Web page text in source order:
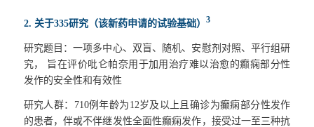
2. 关于335研究（该新药申请的试验基础） 3
研究题目：一项多中心、双盲、随机、安慰剂对照、平行组研
究， 旨在评价吡仑帕奈用于加用治疗难以治愈的癫痫部分性
发作的安全性和有效性
研究人群： 710例年龄为 12岁及以上且确诊为癫痫部分性发作
的患者，伴或不伴继发性全面性癫痫发作，接受过一至三种抗